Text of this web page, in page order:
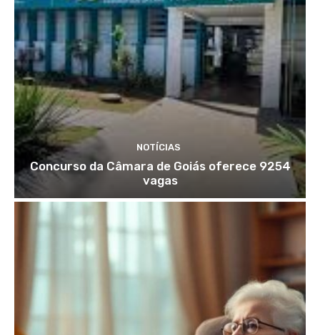
NOTÍCIAS
Concurso da Câmara de Goiás oferece 9254
vagas